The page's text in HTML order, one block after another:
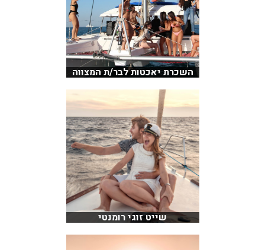
השכרת יאכטות לבר/ת המצווה
שייט זוגי רומנטי